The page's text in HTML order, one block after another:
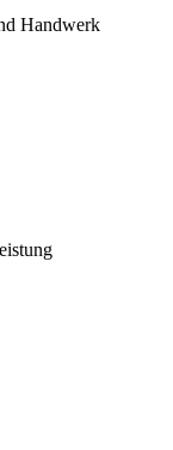
Handwerk